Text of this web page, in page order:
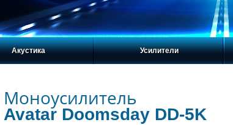
Акустика Усилители
Моноусилитель
Avatar Doomsday DD-5K